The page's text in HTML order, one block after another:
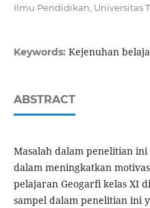
Ilmu Pendidikan, Universitas
Keywords: Kejenuhan
ABSTRACT
Masalah dalam penelitian
dalam meningkatkan
pelajaran Geogarfi kelas XI
sampel dalam penelitian ini